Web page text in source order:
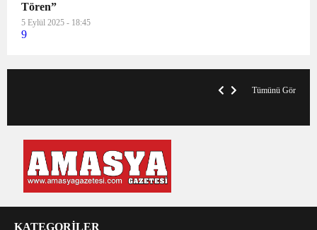
Tören”
5 Eylül 2025 - 18:45
9
Tümünü Gör
KATEGORİLER